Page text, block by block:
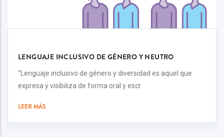
LENGUAJE INCLUSIVO DE GÉNERO Y NEUTRO
“Lenguaje inclusivo de género y diversidad es aquel que
expresa y visibiliza de forma oral y escr
LEER MÁS